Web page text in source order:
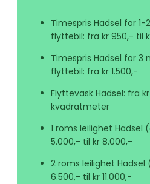
Timespris Hadsel for
flyttebil: fra kr 950,- til
Timespris Hadsel for 3
flyttebil: fra kr 1.500,-
Flyttevask Hadsel: fra
kvadratmeter
1 roms leilighet Hadsel
5.000,- til kr 8.000,-
2 roms leilighet Hadsel
6.500,- til kr 11.000,-